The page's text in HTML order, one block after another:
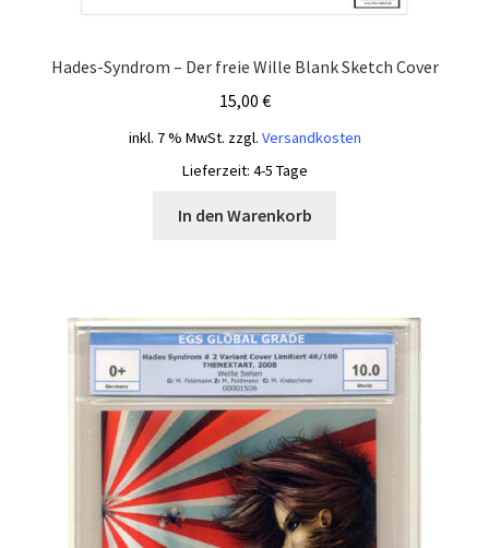
Hades-Syndrom – Der freie Wille Blank Sketch Cover
15,00 €
inkl. 7 % MwSt. zzgl. Versandkosten
Lieferzeit: 4-5 Tage
In den Warenkorb